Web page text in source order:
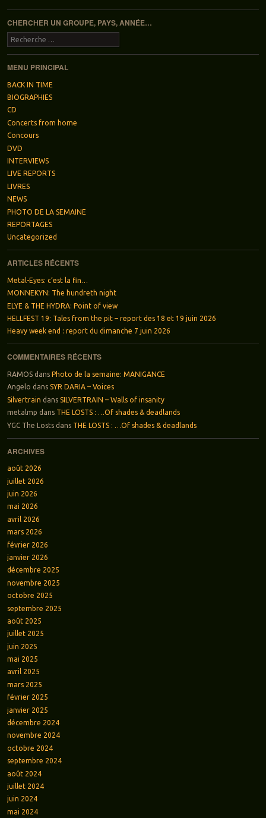
CHERCHER UN GROUPE, PAYS, ANNÉE…
Recherche
MENU PRINCIPAL
BACK IN TIME
BIOGRAPHIES
CD
Concerts from home
Concours
DVD
INTERVIEWS
LIVE REPORTS
LIVRES
NEWS
PHOTO DE LA SEMAINE
REPORTAGES
Uncategorized
ARTICLES RÉCENTS
Metal-Eyes: c’est la fin…
MONNEKYN: The hundreth night
ELYE & THE HYDRA: Point of view
HELLFEST 19: Tales from the pit – report des 18 et 19 juin 2026
Heavy week end : report du dimanche 7 juin 2026
COMMENTAIRES RÉCENTS
RAMOSdans Photo de la semaine: MANIGANCE
Angelo dans SYR DARIA – Voices
Silvertrain dans SILVERTRAIN – Walls of insanity
metalmp dans THE LOSTS : …Of shades & deadlands
YGC The Lostsdans THE LOSTS : …Of shades & deadlands
ARCHIVES
août 2026
juillet 2026
juin 2026
mai 2026
avril 2026
mars 2026
février 2026
janvier 2026
décembre 2025
novembre 2025
octobre 2025
septembre 2025
août 2025
juillet 2025
juin 2025
mai 2025
avril 2025
mars 2025
février 2025
janvier 2025
décembre 2024
novembre 2024
octobre 2024
septembre 2024
août 2024
juillet 2024
juin 2024
mai 2024